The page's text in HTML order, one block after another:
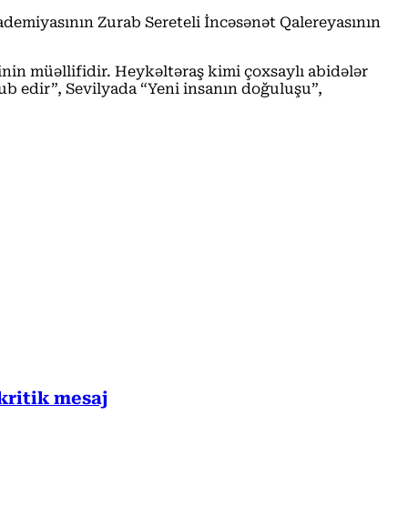
Zurab Sereteli İncəsənət Qalereyasının
müəllifidir. Heykəltəraş kimi çoxsaylı abidələr
edir”, Sevilyada “Yeni insanın doğuluşu”,
mesaj